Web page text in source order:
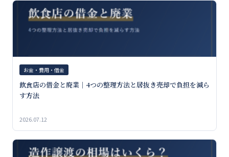
お金・費用・借金
飲食店の借金と廃業｜4つの整理方法と居抜き売却で負担を減ら
す方法
2026.07.12